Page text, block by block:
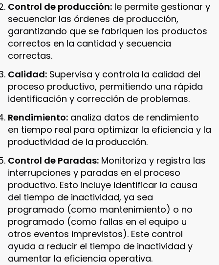
Control de producción: le permite gestionar y
secuenciar las órdenes de producción,
garantizando que se fabriquen los productos
correctos en la cantidad y secuencia
correctas.
Calidad: Supervisa y controla la calidad del
proceso productivo, permitiendo una rápida
identificación y corrección de problemas.
Rendimiento: analiza datos de rendimiento
en tiempo real para optimizar la eficiencia y la
productividad de la producción.
Control de Paradas: Monitoriza y registra las
interrupciones y paradas en el proceso
productivo. Esto incluye identificar la causa
del tiempo de inactividad, ya sea
programado (como mantenimiento) o no
programado (como fallas en el equipo u
otros eventos imprevistos). Este control
ayuda a reducir el tiempo de inactividad y
aumentar la eficiencia operativa.